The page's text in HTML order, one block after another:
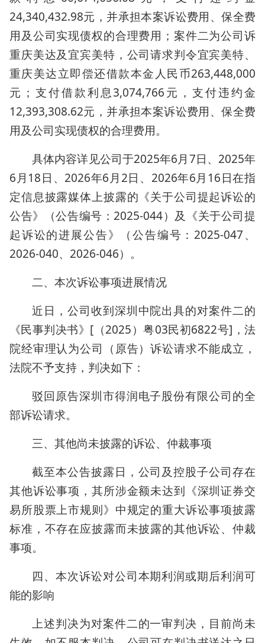
24,340,432.98元，并承担本案诉讼费用、保全费
用及公司实现债权的合理费用；案件二为公司诉
重庆美达及宜宾美特，公司请求判令宜宾美特、
重庆美达立即偿还借款本金人民币263,448,000
元；支付借款利息3,074,766元，支付违约金
12,393,308.62元，并承担本案诉讼费用、保全费
用及公司实现债权的合理费用。
具体内容详见公司于2025年6月7日、2025年
6月18日、2026年6月2日、2026年6月16日在指
定信息披露媒体上披露的《关于公司提起诉讼的
公告》（公告编号：2025-044）及《关于公司提
起诉讼的进展公告》（公告编号：2025-047、
2026-040、2026-046）。
二、本次诉讼事项进展情况
近日，公司收到深圳中院出具的对案件二的
《民事判决书》[（2025）粤03民初6822号]，法
院经审理认为公司（原告）诉讼请求不能成立，
法院不予支持，判决如下：
驳回原告深圳市得润电子股份有限公司的全
部诉讼请求。
三、其他尚未披露的诉讼、仲裁事项
截至本公告披露日，公司及控股子公司存在
其他诉讼事项，其所涉金额未达到《深圳证券交
易所股票上市规则》中规定的重大诉讼事项披露
标准，不存在应披露而未披露的其他诉讼、仲裁
事项。
四、本次诉讼对公司本期利润或期后利润可
能的影响
上述判决为对案件二的一审判决，目前尚未